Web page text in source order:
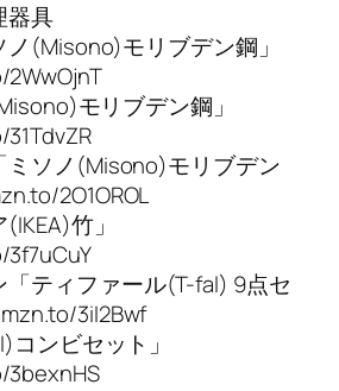
器具
(Misono)モリブデン鋼」
モリブデン鋼」
ミソノ(Misono)モリブデン
2O1OROL
竹」
ティファール(T-fal) 9点セ
3iI2Bwf
ンビセット」